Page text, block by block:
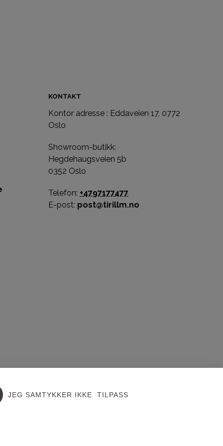
.
KONTAKT
Kontor adresse : Eddaveien 17, 0772
Oslo
Showroom-butikk:
Hegdehaugsveien 5b
0352 Oslo
Telefon: +4797177477
E-post: post@tirillm.no
JEG SAMTYKKER IKKE TILPASS